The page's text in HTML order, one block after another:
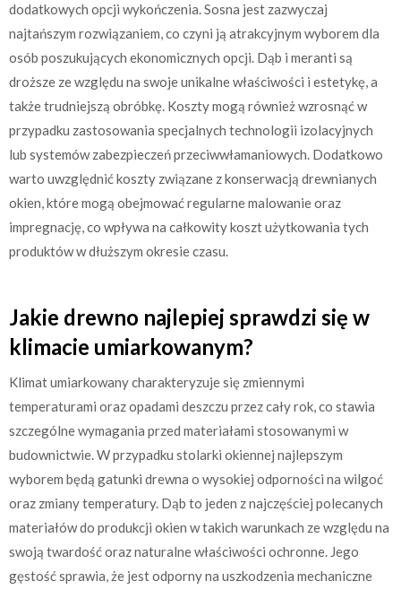
dodatkowych opcji wykończenia. Sosna jest zazwyczaj
najtańszym rozwiązaniem, co czyni ją atrakcyjnym wyborem dla
osób poszukujących ekonomicznych opcji. Dąb i meranti są
droższe ze względu na swoje unikalne właściwości i estetykę, a
także trudniejszą obróbkę. Koszty mogą również wzrosnąć w
przypadku zastosowania specjalnych technologii izolacyjnych
lub systemów zabezpieczeń przeciwwłamaniowych. Dodatkowo
warto uwzględnić koszty związane z konserwacją drewnianych
okien, które mogą obejmować regularne malowanie oraz
impregnację, co wpływa na całkowity koszt użytkowania tych
produktów w dłuższym okresie czasu.
Jakie drewno najlepiej sprawdzi się w
klimacie umiarkowanym?
Klimat umiarkowany charakteryzuje się zmiennymi
temperaturami oraz opadami deszczu przez cały rok, co stawia
szczególne wymagania przed materiałami stosowanymi w
budownictwie. W przypadku stolarki okiennej najlepszym
wyborem będą gatunki drewna o wysokiej odporności na wilgoć
oraz zmiany temperatury. Dąb to jeden z najczęściej polecanych
materiałów do produkcji okien w takich warunkach ze względu na
swoją twardość oraz naturalne właściwości ochronne. Jego
gęstość sprawia, że jest odporny na uszkodzenia mechaniczne